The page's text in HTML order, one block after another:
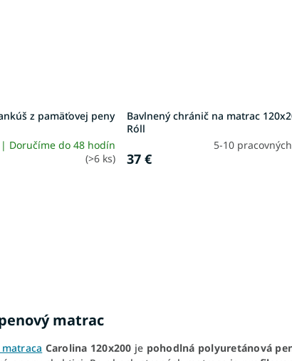
z pamäťovej peny
Doručíme do 48 hodín
(>6 ks)
Bavlnený chránič na matrac
Róll
5-10
37 €
matrac
Carolina 120x200 je pohodlná polyuretánová